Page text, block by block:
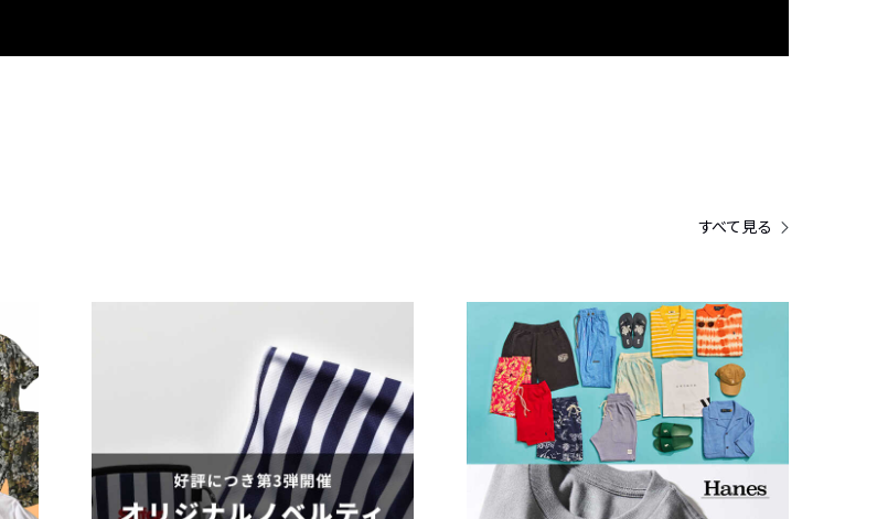
すべて見る